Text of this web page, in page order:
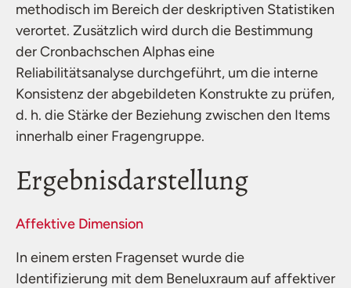
methodisch im Bereich der deskriptiven Statistiken
verortet. Zusätzlich wird durch die Bestimmung
der Cronbachschen Alphas eine
Reliabilitätsanalyse durchgeführt, um die interne
Konsistenz der abgebildeten Konstrukte zu prüfen,
d. h. die Stärke der Beziehung zwischen den Items
innerhalb einer Fragengruppe.
Ergebnisdarstellung
Affektive Dimension
In einem ersten Fragenset wurde die
Identifizierung mit dem Beneluxraum auf affektiver